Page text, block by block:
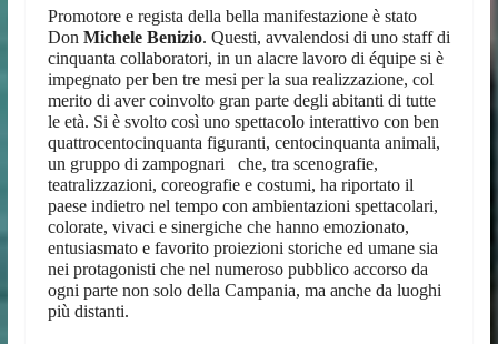
Promotore e regista della bella manifestazione è stato
Don Michele Benizio. Questi, avvalendosi di uno staff di
cinquanta collaboratori, in un alacre lavoro di équipe si è
impegnato per ben tre mesi per la sua realizzazione, col
merito di aver coinvolto gran parte degli abitanti di tutte
le età. Si è svolto così uno spettacolo interattivo con ben
quattrocentocinquanta figuranti, centocinquanta animali,
un gruppo di zampognari che, tra scenografie,
teatralizzazioni, coreografie e costumi, ha riportato il
paese indietro nel tempo con ambientazioni spettacolari,
colorate, vivaci e sinergiche che hanno emozionato,
entusiasmato e favorito proiezioni storiche ed umane sia
nei protagonisti che nel numeroso pubblico accorso da
ogni parte non solo della Campania, ma anche da luoghi
più distanti.